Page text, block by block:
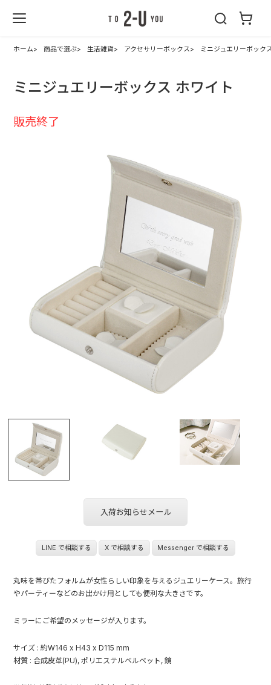
ホーム 商品で選ぶ 生活雑貨 アクセサリーボックス ミニジュエリーボック
ミニジュエリーボックス ホワイト
販売終了
入荷お知らせメール
LINE で相談する X で相談する Messenger で相談する
丸味を帯びたフォルムが女性らしい印象を与えるジュエリーケース。旅行
やパーティーなどのお出かけ用としても便利な大きさです。
ミラーにご希望のメッセージが入ります。
サイズ : 約W146 x H43 x D115 mm
材質 : 合成皮革(PU), ポリエステルベルベット, 鏡